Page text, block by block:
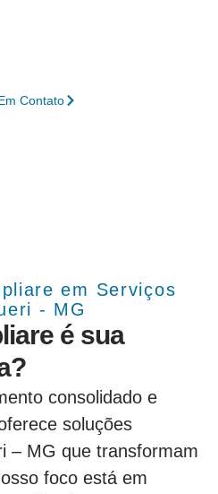
Contato
em Serviços
- MG
é sua
consolidado e
soluções
– MG que transformam
foco está em